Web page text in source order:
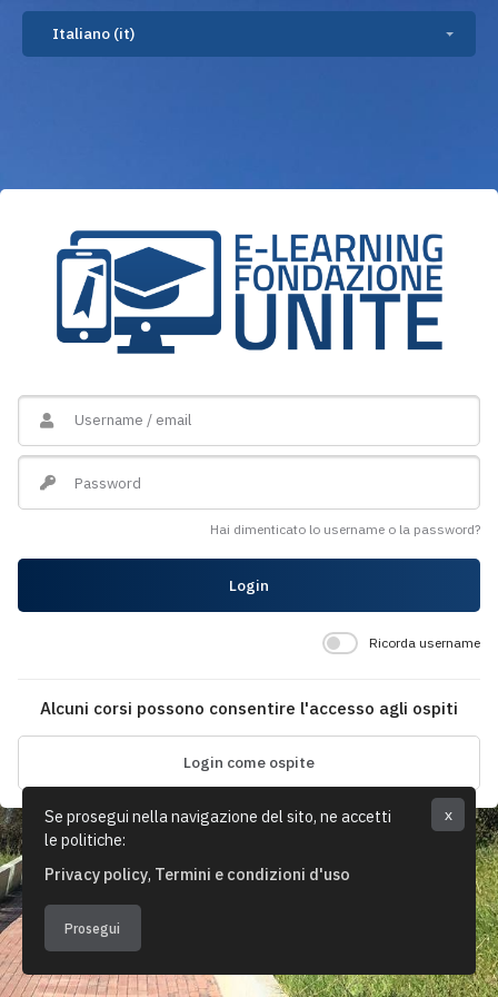
Vai al contenuto principale
Italiano ‎(it)‎
Username / email
Password
Hai dimenticato lo username o la password?
Login
Ricorda username
Alcuni corsi possono consentire l'accesso agli ospiti
Login come ospite
Se prosegui nella navigazione del sito, ne accetti
le politiche:
Privacy policy Termini e condizioni d'uso
Prosegui
x